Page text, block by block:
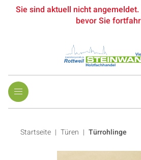
Sie sind aktuell nicht
bevor Sie
Startseite Türen | Türrohlinge